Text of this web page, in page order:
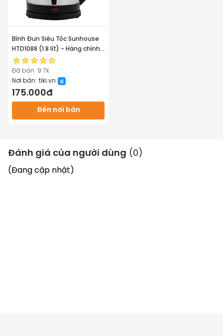
Bình Đun Siêu Tốc Sunhouse
HTD1088 (1.8 lít) - Hàng chính
hãng
Đã bán 9.7k
Nơi bán: tiki.vn
175.000đ
Đến nơi bán
Đánh giá của người dùng (0 )
(Đang cập nhật)